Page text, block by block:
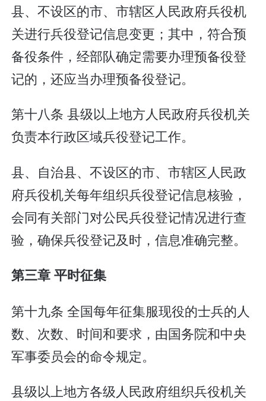
县、不设区的市、市辖区人民政府兵役机
关进行兵役登记信息变更；其中，符合预
备役条件，经部队确定需要办理预备役登
记的，还应当办理预备役登记。
第十八条 县级以上地方人民政府兵役机关
负责本行政区域兵役登记工作。
县、自治县、不设区的市、市辖区人民政
府兵役机关每年组织兵役登记信息核验，
会同有关部门对公民兵役登记情况进行查
验，确保兵役登记及时，信息准确完整。
第三章 平时征集
第十九条 全国每年征集服现役的士兵的人
数、次数、时间和要求，由国务院和中央
军事委员会的命令规定。
县级以上地方各级人民政府组织兵役机关